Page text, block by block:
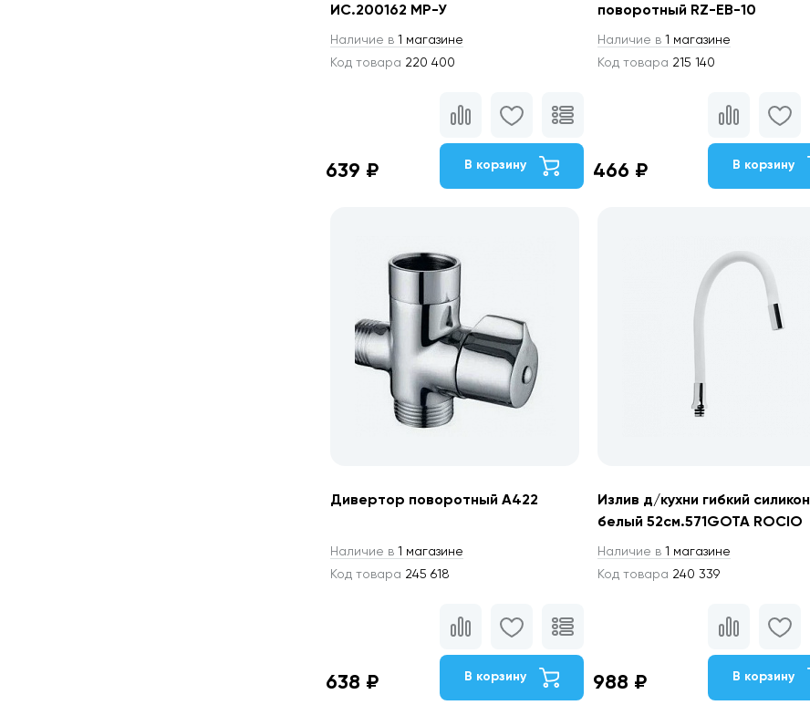
ИС.200162 МР-У
Наличие в 1 магазине
Код товара 220 400
639 ₽ В корзину
поворотный RZ-EB-10
Наличие в 1 магазине
Код товара 215 140
466 ₽ В корзину
Дивертор поворотный А422
Наличие в 1 магазине
Код товара 245 618
638 ₽ В корзину
Излив д/кухни гибкий силикон
белый 52см.571GOTA ROCIO
Наличие в 1 магазине
Код товара 240 339
988 ₽ В корзину